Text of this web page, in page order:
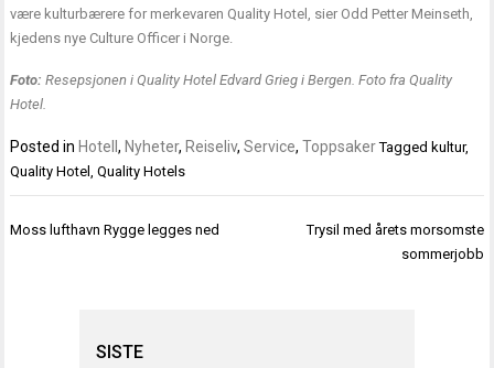
være kulturbærere for merkevaren Quality Hotel, sier Odd Petter Meinseth,
kjedens nye Culture Officer i Norge.
Foto: Resepsjonen i Quality Hotel Edvard Grieg i Bergen. Foto fra Quality
Hotel.
Posted in Hotell, Nyheter, Reiseliv,Service,Toppsaker Tagged kultur,
Quality Hotel,Quality Hotels
Innleggsnavigasjon
Moss lufthavn Rygge legges ned
Trysil med årets morsomste
sommerjobb
SISTE